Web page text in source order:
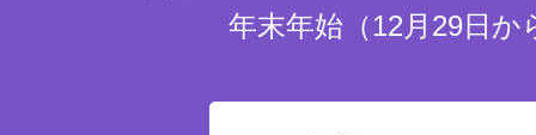
年末年始（12月29日か